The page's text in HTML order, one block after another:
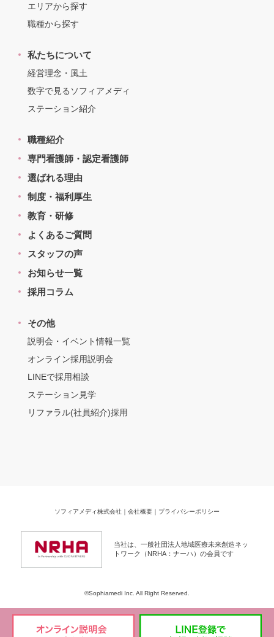
エリアから探す
職種から探す
私たちについて
経営理念・風土
数字で見るソフィアメディ
ステーション紹介
職種紹介
専門看護師・認定看護師
選ばれる理由
制度・福利厚生
教育・研修
よくあるご質問
スタッフの声
お知らせ一覧
採用コラム
その他
説明会・イベント情報一覧
オンライン採用説明会
LINEで採用相談
ステーション見学
リファラル(社員紹介)採用
ソフィアメディ株式会社 ｜ 会社概要 ｜ プライバシーポリシー
当社は、一般社団法人地域医療未来創造ネッ
トワーク（NRHA：ナーハ）の会員です
©Sophiamedi Inc. All Right Reserved.